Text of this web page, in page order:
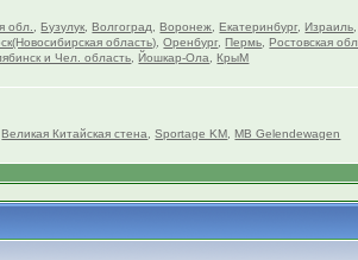
обл. ,Бузулук ,Волгоград ,Воронеж ,Екатеринбург,Израиль
область) ,Оренбург,Пермь ,Ростовская обл.
и Чел. область ,Йошкар-Ола ,КрыМ
Великая Китайская стена ,Sportage KM ,MB Gelendewagen